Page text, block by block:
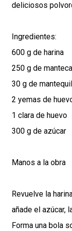
deliciosos
Ingredientes:
600 g de harina
250 g de
30 g de
2 yemas de
1 clara de huevo
300 g de azúcar
Manos a la obra
Revuelve la
añade el azúcar,
Forma una bola